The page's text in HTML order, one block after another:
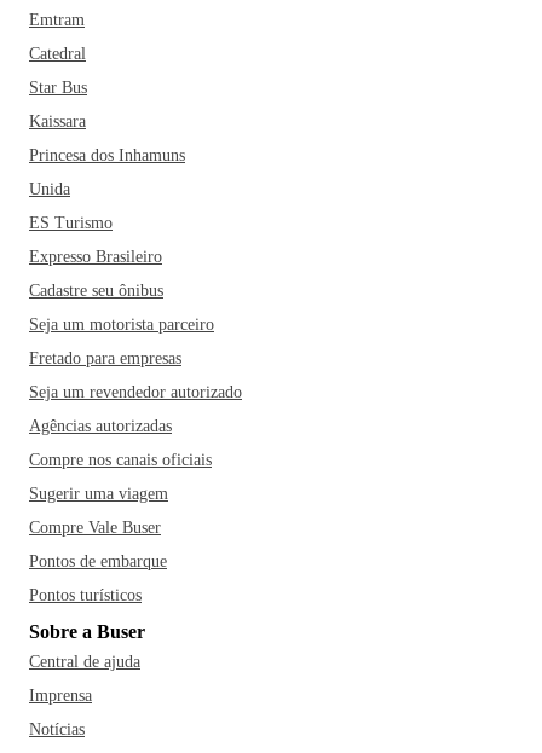
Emtram
Catedral
Star Bus
Kaissara
Princesa dos Inhamuns
Unida
ES Turismo
Expresso Brasileiro
Cadastre seu ônibus
Seja um motorista parceiro
Fretado para empresas
Seja um revendedor autorizado
Agências autorizadas
Compre nos canais oficiais
Sugerir uma viagem
Compre Vale Buser
Pontos de embarque
Pontos turísticos
Sobre a Buser
Central de ajuda
Imprensa
Notícias